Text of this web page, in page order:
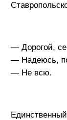
— Дорогой,
— Надеюсь,
— Не всю.